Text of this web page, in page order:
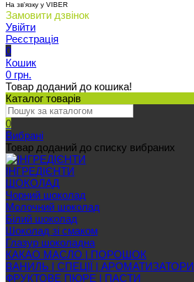
На зв'язку у VIBER
Замовити дзвінок
Увійти
Реєстрація
0
Кошик
0 грн.
Товар доданий до кошика!
Каталог товарів
0
Вибрані
Товар доданий до списку вибраних
ІНГРЕДІЄНТИ
ШОКОЛАД
Чорний шоколад
Молочний шоколад
Білий шоколад
Шоколад зі смаком
Глазур шоколадна
КАКАО МАСЛО | ПОРОШОК
ВАНИЛЬ | СПЕЦІЇ | АРОМАТИЗАТОРИ
ФРУКТОВЕ ПЮРЕ | ПАСТИ